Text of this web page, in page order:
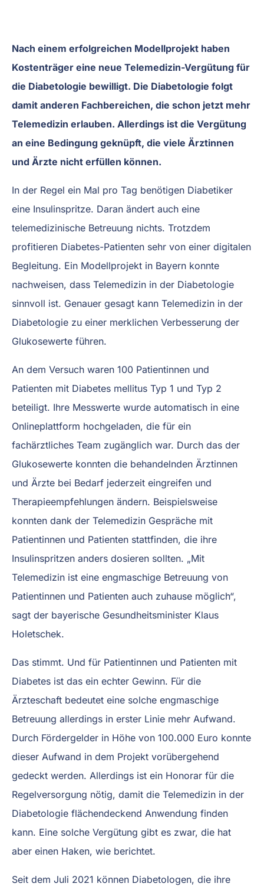
Nach einem erfolgreichen Modellprojekt haben
Kostenträger eine neue Telemedizin-Vergütung für
die Diabetologie bewilligt. Die Diabetologie folgt
damit anderen Fachbereichen, die schon jetzt mehr
Telemedizin erlauben. Allerdings ist die Vergütung
an eine Bedingung geknüpft, die viele Ärztinnen
und Ärzte nicht erfüllen können.
In der Regel ein Mal pro Tag benötigen Diabetiker
eine Insulinspritze. Daran ändert auch eine
telemedizinische Betreuung nichts. Trotzdem
profitieren Diabetes-Patienten sehr von einer digitalen
Begleitung. Ein Modellprojekt in Bayern konnte
nachweisen, dass Telemedizin in der Diabetologie
sinnvoll ist. Genauer gesagt kann Telemedizin in der
Diabetologie zu einer merklichen Verbesserung der
Glukosewerte führen.
An dem Versuch waren 100 Patientinnen und
Patienten mit Diabetes mellitus Typ 1 und Typ 2
beteiligt. Ihre Messwerte wurde automatisch in eine
Onlineplattform hochgeladen, die für ein
fachärztliches Team zugänglich war. Durch das der
Glukosewerte konnten die behandelnden Ärztinnen
und Ärzte bei Bedarf jederzeit eingreifen und
Therapieempfehlungen ändern. Beispielsweise
konnten dank der Telemedizin Gespräche mit
Patientinnen und Patienten stattfinden, die ihre
Insulinspritzen anders dosieren sollten. „Mit
Telemedizin ist eine engmaschige Betreuung von
Patientinnen und Patienten auch zuhause möglich“,
sagt der bayerische Gesundheitsminister Klaus
Holetschek.
Das stimmt. Und für Patientinnen und Patienten mit
Diabetes ist das ein echter Gewinn. Für die
Ärzteschaft bedeutet eine solche engmaschige
Betreuung allerdings in erster Linie mehr Aufwand.
Durch Fördergelder in Höhe von 100.000 Euro konnte
dieser Aufwand in dem Projekt vorübergehend
gedeckt werden. Allerdings ist ein Honorar für die
Regelversorgung nötig, damit die Telemedizin in der
Diabetologie flächendeckend Anwendung finden
kann. Eine solche Vergütung gibt es zwar, die hat
aber einen Haken, wie berichtet.
Seit dem Juli 2021 können Diabetologen, die ihre